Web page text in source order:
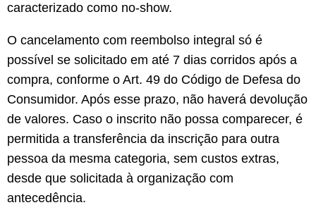
caracterizado como no-show.
O cancelamento com reembolso integral só é
possível se solicitado em até 7 dias corridos após a
compra, conforme o Art. 49 do Código de Defesa do
Consumidor. Após esse prazo, não haverá devolução
de valores. Caso o inscrito não possa comparecer, é
permitida a transferência da inscrição para outra
pessoa da mesma categoria, sem custos extras,
desde que solicitada à organização com
antecedência.